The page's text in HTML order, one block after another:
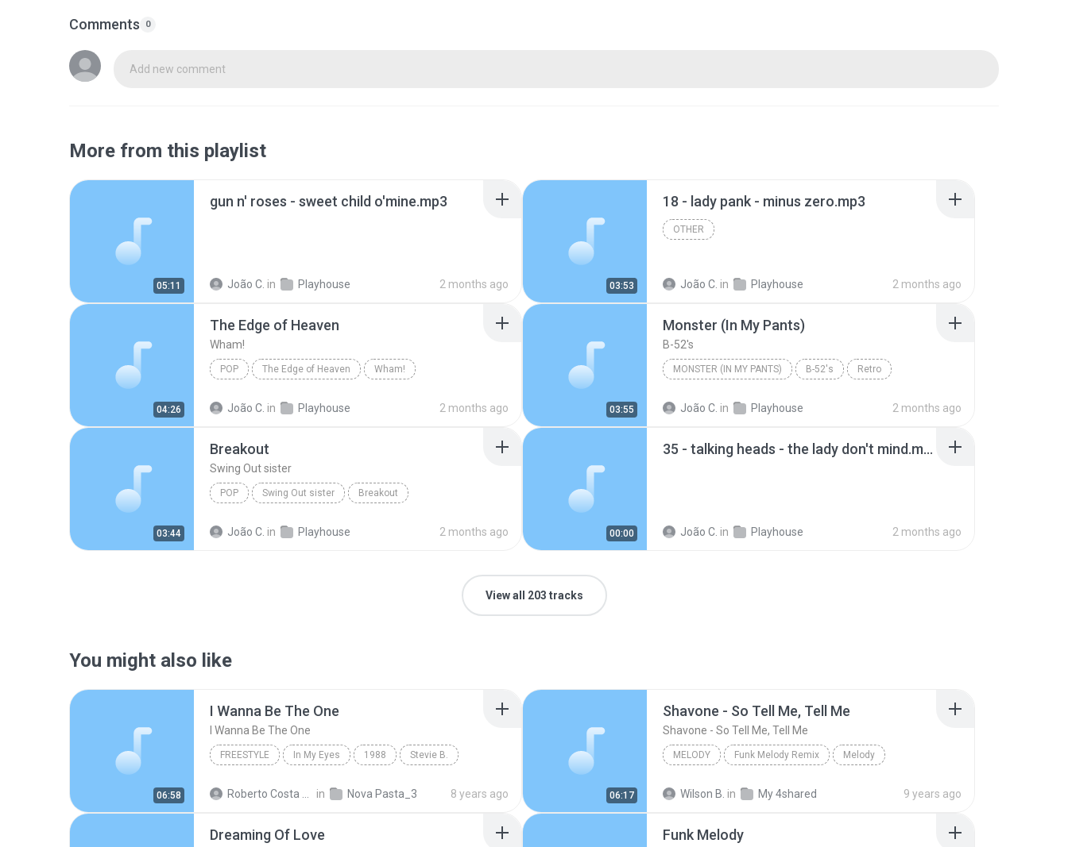
Comments 0
Add new comment
More from this playlist
05:11
gun n' roses - sweet child o'mine.mp3
João C. in Playhouse 2 months ago 03:53
18 - lady pank - minus zero.mp3
OTHER
João C. in Playhouse 2 months ago
04:26
The Edge of Heaven
Wham!
POP The Edge of Heaven Wham!
João C. in Playhouse 2 months ago 03:55
Monster (In My Pants)
B-52's
MONSTER (IN MY PANTS) B-52's Retro
João C. in Playhouse 2 months ago
03:44
Breakout
Swing Out sister
POP Swing Out sister Breakout
João C. in Playhouse 2 months ago 00:00
35 - talking heads - the lady don't mind.mp3
João C. in Playhouse 2 months ago
View all 203 tracks
You might also like
06:58
I Wanna Be The One
I Wanna Be The One
FREESTYLE In My Eyes 1988 Stevie B.
in Nova Pasta_3 8 years ago 06:17
Shavone - So Tell Me, Tell Me
Shavone - So Tell Me, Tell Me
MELODY Funk Melody Remix Melody
Wilson B. in My 4shared 9 years ago
Dreaming Of Love Funk Melody